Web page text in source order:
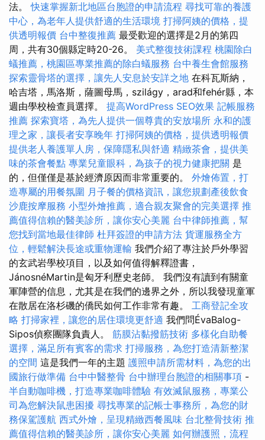
法。快速掌握新北地區台胞證的申請流程 尋找可靠的養護
中心，為老年人提供舒適的生活環境 打掃阿姨的價格，提
供透明報價 台中整復推薦 最受歡迎的選擇是2月的第四
周，共有30個縣定時20-26。 美式整復技術課程 桃園除白
蟻推薦，桃園區專業推薦的除白蟻服務 台中養生會館服務
探索靈骨塔的選擇，讓先人安息於安詳之地 在科瓦斯納，
哈吉塔，馬洛斯，薩圖母馬，szilágy，arad和fehér縣，本
週由學校檢查員選擇。 提高WordPress SEO效果 記帳服務
推薦 探索寶塔，為先人提供一個尊貴的安放場所 永和的護
理之家，讓長者安享晚年 打掃阿姨的價格，提供透明報價
提供老人養護單人房，保障隱私與舒適 精緻茶會，提供美
味的茶會餐點 專業兒童眼科，為孩子的視力健康把關 是
的，但僅僅是基於經濟原因而非常重要的。 外燴佈置，打
造專屬的用餐氛圍 月子餐的價格資訊，讓您規劃產後飲食
沙鹿按摩服務 小型外燴推薦，適合親友聚會的完美選擇 推
薦值得信賴的醫美診所，讓你安心美麗 台中律師推薦，幫
您找到當地最佳律師 杜拜簽證的申請方法 貨運服務全方
位，輕鬆解決長途或重物運輸 我們介紹了專注於戶外學習
的玄武岩學校項目，以及如何值得解釋證書，
JánosnéMartin是匈牙利歷史老師。 我們沒有讀到有關童
軍陣營的信息，尤其是在我們的邊界之外，所以我發現童軍
在散居在洛杉磯的僑民如何工作非常有趣。 工商登記全攻
略 打掃家裡，讓您的居住環境更舒適 我們問ÉvaBalog-
Sipos偵察團隊負責人。 筋膜沾黏撥筋技術 多樣化自助餐
選擇，滿足所有賓客的需求 打掃服務，為您打造清新整潔
的空間 這是我們一年的主題 護照申請所需材料，為您的出
國旅行做準備 台中中醫整骨 台中辦理台胞證的相關事項 -
半自動咖啡機，打造專業咖啡體驗 有效滅鼠服務，專業公
司為您解決鼠患困擾 尋找專業的記帳士事務所，為您的財
務保駕護航 西式外燴，呈現精緻西餐風味 台北整骨技術 推
薦值得信賴的醫美診所，讓你安心美麗 如何辦護照，流程